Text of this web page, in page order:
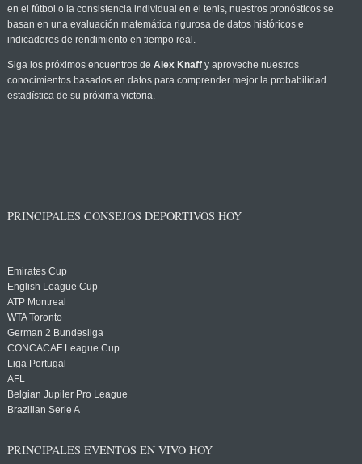
en el fútbol o la consistencia individual en el tenis, nuestros pronósticos se
basan en una evaluación matemática rigurosa de datos históricos e
indicadores de rendimiento en tiempo real.
Siga los próximos encuentros de Alex Knaffy aproveche nuestros
conocimientos basados en datos para comprender mejor la probabilidad
estadística de su próxima victoria.
PRINCIPALES CONSEJOS DEPORTIVOS HOY
Emirates Cup
English League Cup
ATP Montreal
WTA Toronto
German 2 Bundesliga
CONCACAF League Cup
Liga Portugal
AFL
Belgian Jupiler Pro League
Brazilian Serie A
PRINCIPALES EVENTOS EN VIVO HOY